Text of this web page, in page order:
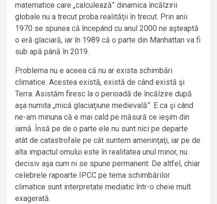
matematice care „calculează” dinamica încălzirii
globale nu a trecut proba realităţii în trecut. Prin anii
1970 se spunea că începând cu anul 2000 ne aşteaptă
o eră glaciară, iar în 1989 că o parte din Manhattan va fi
sub apă până în 2019.
Problema nu e aceea că nu ar exista schimbări
climatice. Acestea există, există de când există şi
Terra. Asistăm firesc la o perioadă de încălzire după
aşa numita „mică glaciaţiune medievală”. E ca şi când
ne-am minuna că e mai cald pe măsură ce ieşim din
iarnă. Însă pe de o parte ele nu sunt nici pe departe
atât de catastrofale pe cât suntem ameninţaţi, iar pe de
alta impactul omului este în realitatea unul minor, nu
decisiv aşa cum ni se spune permanent. De altfel, chiar
celebrele rapoarte IPCC pe tema schimbărilor
climatice sunt interpretate mediatic într-o cheie mult
exagerată.